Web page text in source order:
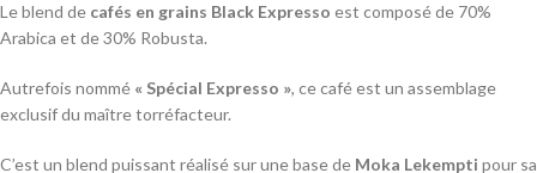
Le blend de cafés en grains Black Expresso est composé de 70%
Arabica et de 30% Robusta.
Autrefois nommé « Spécial Expresso », ce café est un assemblage
exclusif du maître torréfacteur.
C’est un blend puissant réalisé sur une base de Moka Lekempti pour sa